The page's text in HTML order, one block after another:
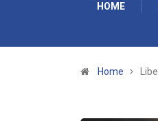
HOME
Home